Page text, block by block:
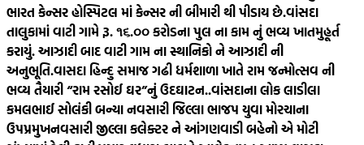
ભારત કેન્સર હોસ્પિટલ માં કેન્સર ની બીમારી થી પીડાય છે.વાંસદા
તાલુકામાં વાટી ગામે રૂ. ૧૬.૦૦ કરોડના પુલ ના કામ નું ભવ્ય ખાતમુહૂર્ત
કરાયું. આઝાદી બાદ વાટી ગામ ના સ્થાનિકો ને આઝાદી ની
અનુભૂતિ.વાસદા હિન્દુ સમાજ ગઢી ધર્મશાળા ખાતે રામ જન્મોત્સવ ની
ભવ્ય તૈયારી “રામ રસોઈ ઘર”નું ઉદઘાટન..વાંસદાના લોક લાડીલા
કમલભાઈ સોલંકી બન્યા નવસારી જિલ્લા ભાજપ યુવા મોરચાના
ઉપપ્રમુખનવસારી જીલ્લા કલેક્ટર ને આંગણવાડી બહેનો એ મોટી